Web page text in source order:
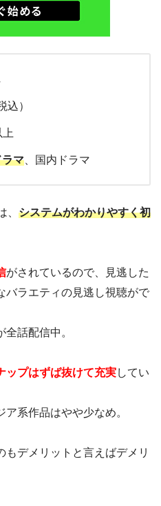
込）
マ 、国内ドラマ
、 システムがわかりやすく初
がされているので、見逃した
バラエティの見逃し視聴がで
話配信中。
ップはずば抜けて充実してい
系作品はやや少なめ。
デメリットと言えばデメリ